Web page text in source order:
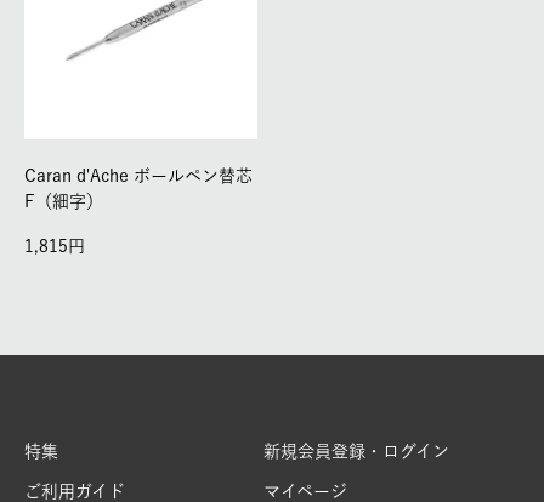
Caran d'Ache ボールペン替芯
F（細字）
1,815
特集
ご利用ガイド
新規会員登録・ログイン
マイページ